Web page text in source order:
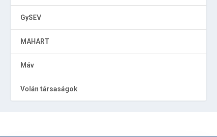
GySEV
MAHART
Máv
Volán társaságok